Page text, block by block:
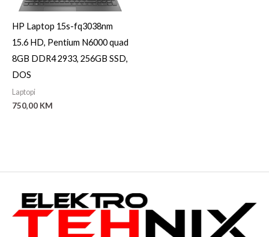
HP Laptop 15s-fq3038nm
15.6 HD, Pentium N6000 quad
8GB DDR4 2933, 256GB SSD,
DOS
Laptopi
750,00 KM